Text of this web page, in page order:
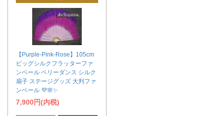
【Purple-Pink-Rose】105cm
ビッグシルクフラッターファ
ンベール ベリーダンス シルク
扇子 ステージグッズ 大判ファ
ンベール 💜🌸✨
7,900円(内税)